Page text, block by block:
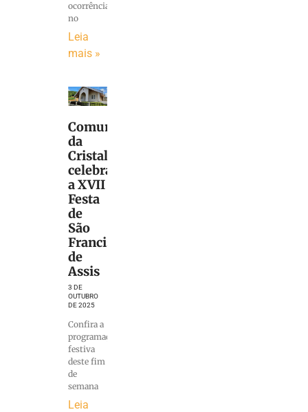
ocorrências,
no
Leia
mais »
Comunidade
da
Cristalina
celebra
a XVII
Festa
de
São
Francisco
de
Assis
3 DE
OUTUBRO
DE 2025
Confira a
programação
festiva
deste fim
de
semana
Leia